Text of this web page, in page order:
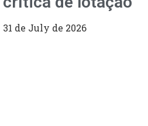
31 de July de 2026